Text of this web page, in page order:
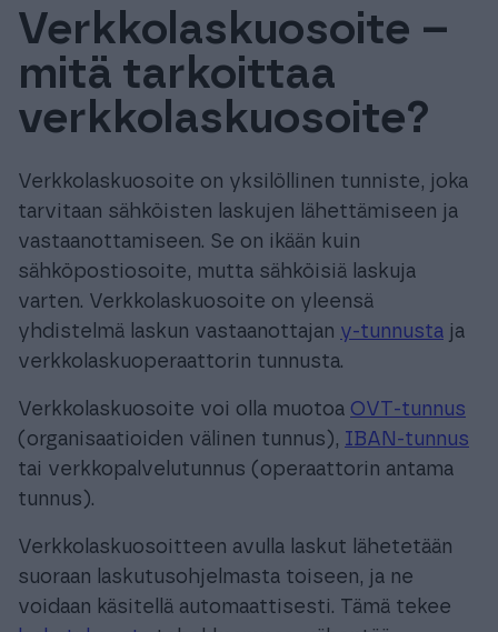
Tuki & Koulutus
Meistä & Ajankohtaista
Tilaa Procountor
Kokeile maksutta
Verkkolaskuosoite –
mitä tarkoittaa
verkkolaskuosoite?
Verkkolaskuosoite on yksilöllinen tunniste, joka
tarvitaan sähköisten laskujen lähettämiseen ja
vastaanottamiseen. Se on ikään kuin
sähköpostiosoite, mutta sähköisiä laskuja
varten. Verkkolaskuosoite on yleensä
yhdistelmä laskun vastaanottajan y-tunnusta ja
verkkolaskuoperaattorin tunnusta.
Verkkolaskuosoite voi olla muotoa OVT-tunnus
(organisaatioiden välinen tunnus), IBAN-tunnus
tai verkkopalvelutunnus (operaattorin antama
tunnus).
Verkkolaskuosoitteen avulla laskut lähetetään
suoraan laskutusohjelmasta toiseen, ja ne
voidaan käsitellä automaattisesti. Tämä tekee